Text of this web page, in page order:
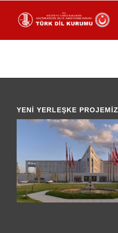
YENI YERLEŞKE PROJEMIZ